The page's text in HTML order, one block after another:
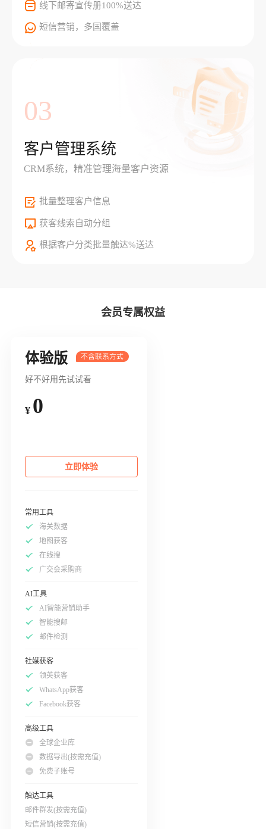
线下邮寄宣传册100%送达
短信营销，多国覆盖
03
客户管理系统
CRM系统，精准管理海量客户资源
批量整理客户信息
获客线索自动分组
根据客户分类批量触达%送达
会员专属权益
体验版
好不好用先试试看
¥ 0
立即体验
常用工具
海关数据
地图获客
在线搜
广交会采购商
AI工具
AI智能营销助手
智能搜邮
邮件检测
社媒获客
领英获客
WhatsApp获客
Facebook获客
高级工具
全球企业库
数据导出(按需充值)
免费子账号
触达工具
邮件群发(按需充值)
短信营销(按需充值)